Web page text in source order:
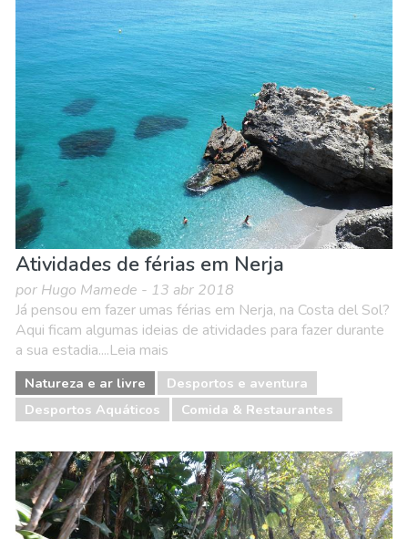
Atividades de férias em Nerja
por Hugo Mamede - 13 abr 2018
Já pensou em fazer umas férias em Nerja, na Costa del Sol?
Aqui ficam algumas ideias de atividades para fazer durante
a sua estadia....Leia mais
Natureza e ar livre
Desportos e aventura
Desportos Aquáticos
Comida & Restaurantes